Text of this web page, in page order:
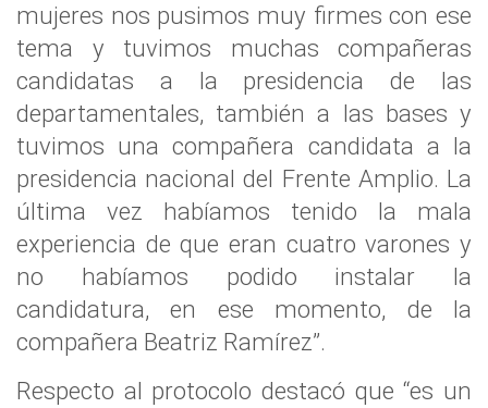
mujeres nos pusimos muy firmes con ese
tema y tuvimos muchas compañeras
candidatas a la presidencia de las
departamentales, también a las bases y
tuvimos una compañera candidata a la
presidencia nacional del Frente Amplio. La
última vez habíamos tenido la mala
experiencia de que eran cuatro varones y
no habíamos podido instalar la
candidatura, en ese momento, de la
compañera Beatriz Ramírez”.
Respecto al protocolo destacó que “es un